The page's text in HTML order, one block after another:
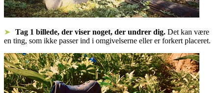
Tag 1 billede, der viser noget, der undrer dig. Det kan være
en ting, som ikke passer ind i omgivelserne eller er forkert placeret.